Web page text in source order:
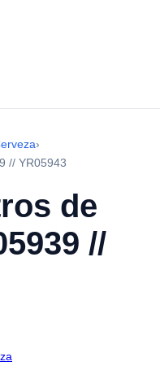
›
// YR05943
de
//